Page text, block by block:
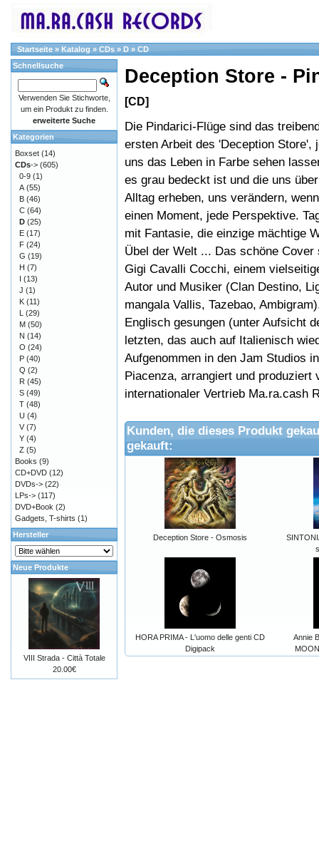
Startseite » Katalog » CDs » D » CD
Deception Store -
[CD]
Die Pindarici-Flüge sind das
ersten Arbeit des 'Deception Store',
uns das Leben in Farbe sehen
es grau bedeckt ist und die uns
Alltag erheben, uns verändern,
einen Moment, jede Perspektive.
mit Fantasie, die einzige mächtige
Übel der Welt ... Das schöne Cover
Gigi Cavalli Cocchi, einem
Autor und Musiker (Clan Destino,
mangala Vallis, Tazebao,
Englisch gesungen (unter Aufsicht
letzten, das auch auf Italienisch
Aufgenommen in den Jam Studios
Piacenza, arrangiert und
internationaler Vertrieb Ma.ra.cash
Kunden, die dieses Produkt
gekauft:
Deception Store - Osmosis
HORA PRIMA - L'uomo delle genti CD
Digipack
Annie
Schnellsuche
Verwenden Sie Stichworte,
um ein Produkt zu finden.
erweiterte Suche
Kategorien
Boxset (14)
CDs-> (605)
0-9 (1)
A (55)
B (46)
C (64)
D (25)
E (17)
F (24)
G (19)
H (7)
I (13)
J (1)
K (11)
L (29)
M (50)
N (14)
O (24)
P (40)
Q (2)
R (45)
S (49)
T (48)
U (4)
V (7)
Y (4)
Z (5)
Books (9)
CD+DVD (12)
DVDs-> (22)
LPs-> (117)
DVD+Book (2)
Gadgets, T-shirts (1)
Hersteller
Neue Produkte
VIII Strada - Città Totale
20.00€